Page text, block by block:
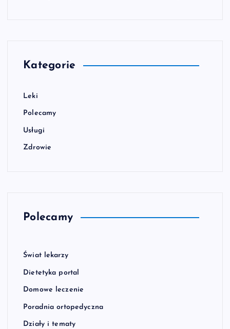
Kategorie
Leki
Polecamy
Usługi
Zdrowie
Polecamy
Świat lekarzy
Dietetyka portal
Domowe leczenie
Poradnia ortopedyczna
Działy i tematy